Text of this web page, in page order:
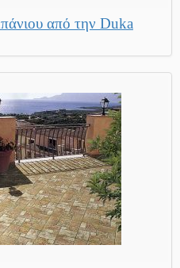
από την Duka